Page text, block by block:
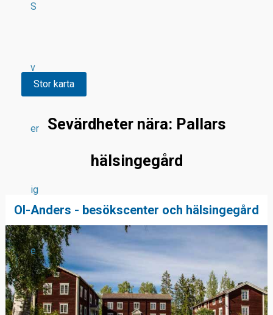
S
v
er
ig
e
Stor karta
Sevärdheter nära: Pallars
hälsingegård
Ol-Anders - besökscenter och hälsingegård